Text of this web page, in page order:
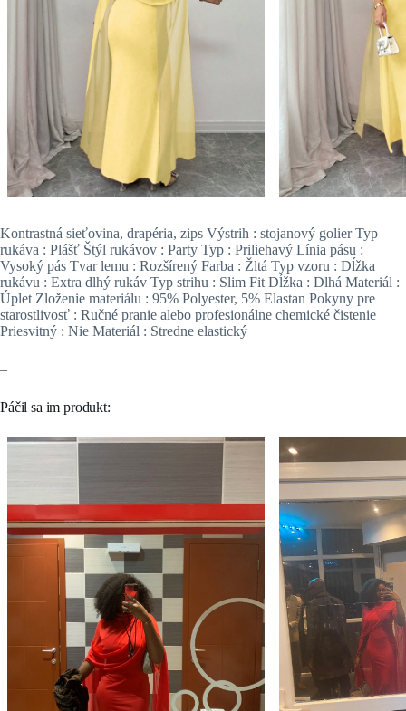
Kontrastná sieťovina, drapéria, zips Výstrih : stojanový golier Typ
rukáva : Plášť Štýl rukávov : Party Typ : Priliehavý Línia pásu :
Vysoký pás Tvar lemu : Rozšírený Farba : Žltá Typ vzoru : Dĺžka
rukávu : Extra dlhý rukáv Typ strihu : Slim Fit Dĺžka : Dlhá Materiál :
Úplet Zloženie materiálu : 95% Polyester, 5% Elastan Pokyny pre
starostlivosť : Ručné pranie alebo profesionálne chemické čistenie
Priesvitný : Nie Materiál : Stredne elastický
–
Páčil sa im produkt: